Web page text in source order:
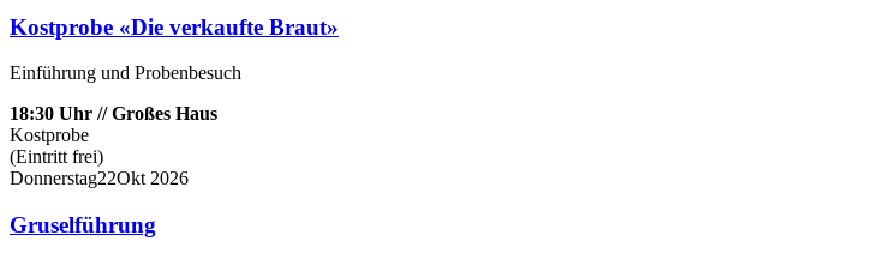
Kostprobe «Die verkaufte Braut»
Einführung und Probenbesuch
18:30 Uhr // Großes Haus
Kostprobe
(Eintritt frei)
Donnerstag22Okt 2026
Gruselführung